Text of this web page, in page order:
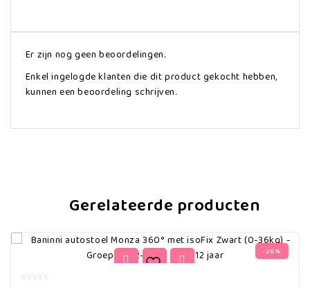
Er zijn nog geen beoordelingen.
Enkel ingelogde klanten die dit product gekocht hebben,
kunnen een beoordeling schrijven.
Gerelateerde producten
-26%